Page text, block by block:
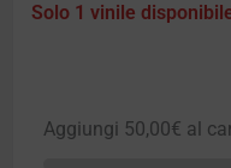
Solo 1 vinile
Aggiungi 50,00€ al